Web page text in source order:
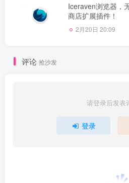
Iceraven浏览器，
商店扩展插件！
2月20日 20:09
评论 抢沙发
请登录后发表
登录